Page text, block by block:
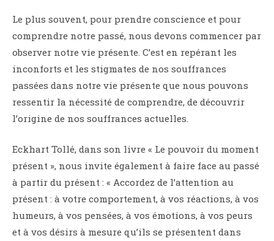
Le plus souvent, pour prendre conscience et pour
comprendre notre passé, nous devons commencer par
observer notre vie présente. C’est en repérant les
inconforts et les stigmates de nos souffrances
passées dans notre vie présente que nous pouvons
ressentir la nécessité de comprendre, de découvrir
l’origine de nos souffrances actuelles.
Eckhart Tollé, dans son livre « Le pouvoir du moment
présent », nous invite également à faire face au passé
à partir du présent : « Accordez de l’attention au
présent : à votre comportement, à vos réactions, à vos
humeurs, à vos pensées, à vos émotions, à vos peurs
et à vos désirs à mesure qu’ils se présentent dans